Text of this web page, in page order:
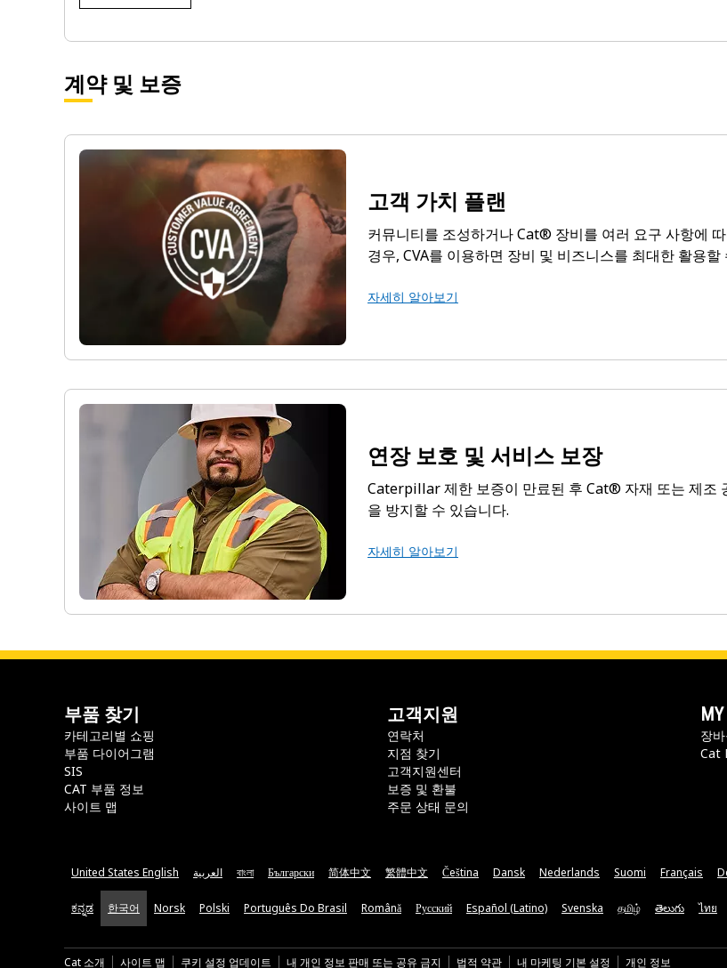
계약 및 보증
고객 가치 플랜
커뮤니티를 조성하거나 Cat® 장비를 여러 요구 사항에
경우, CVA를 이용하면 장비 및 비즈니스를 최대한 활용할
자세히 알아보기
연장 보호 및 서비스 보장
Caterpillar 제한 보증이 만료된 후 Cat® 자재 또는 제조
을 방지할 수 있습니다.
자세히 알아보기
부품 찾기
카테고리별 쇼핑
부품 다이어그램
SIS
CAT 부품 정보
사이트 맵
고객지원
연락처
지점 찾기
고객지원센터
보증 및 환불
주문 상태 문의
장
Cat
United States English العربية বাংলা Български 简体中文 繁體中文 Čeština Dansk Nederlands Suomi Français
ಕನ್ನಡ 한국어 Norsk Polski Português Do Brasil Română Русский Español (Latino) Svenska தமிழ் తెలుగు ไทย
Cat 소개 사이트 맵 쿠키 설정 업데이트 내 개인 정보 판매 또는 공유 금지 법적 약관 내 마케팅 기본 설정 개인 정보